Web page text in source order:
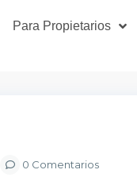
Para Propietarios
0 Comentarios